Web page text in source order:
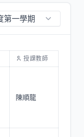
授課教師
陳順龍